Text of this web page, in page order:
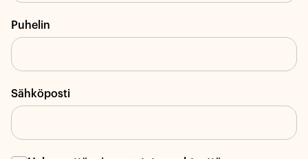
Puhelin
Sähköposti